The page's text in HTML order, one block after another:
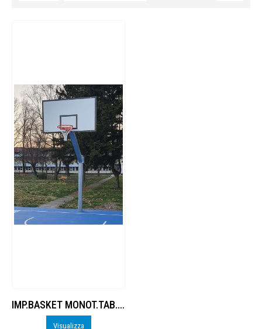
IMP.BASKET MONOT.TAB.RESINA, SBALZO
Visualizza